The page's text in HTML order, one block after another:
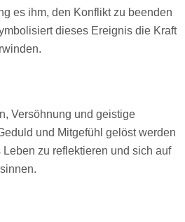
es ihm, den Konflikt zu beenden
dieses Ereignis die Kraft
Versöhnung und geistige
und Mitgefühl gelöst werden
zu reflektieren und sich auf